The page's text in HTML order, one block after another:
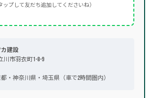
ップして友だち追加してくださいね）
建設
川市羽衣町1-8-9
・神奈川県・埼玉県（車で2時間圏内）